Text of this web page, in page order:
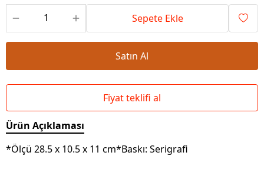
Sepete Ekle
Satın Al
Fiyat teklifi al
Ürün Açıklaması
*Ölçü 28.5 x 10.5 x 11 cm*Baskı: Serigrafi